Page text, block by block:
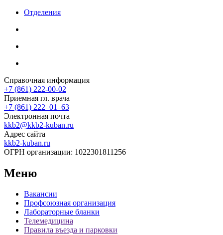
Отделения
Справочная информация
+7 (861) 222-00-02
Приемная гл. врача
+7 (861) 222‒01‒63
Электронная почта
kkb2@kkb2-kuban.ru
Адрес сайта
kkb2-kuban.ru
ОГРН организации: 1022301811256
Меню
Вакансии
Профсоюзная организация
Лабораторные бланки
Телемедицина
Правила въезда и парковки